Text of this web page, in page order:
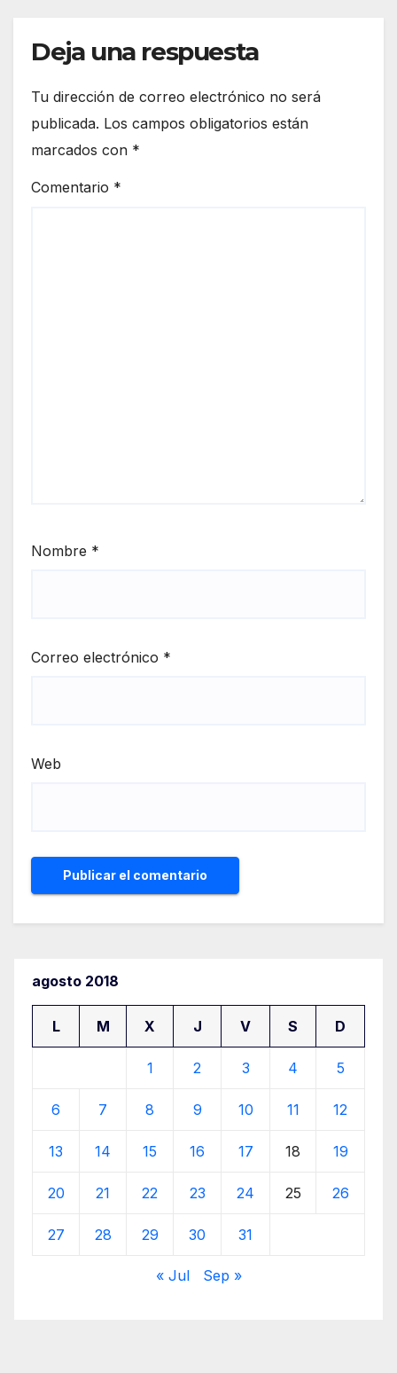
Deja una respuesta
Tu dirección de correo electrónico no será
publicada. Los campos obligatorios están
marcados con *
Comentario *
Nombre *
Correo electrónico *
Web
agosto 2018
L M X J V S D
1 2 3 4 5
6 7 8 9 10 11 12
13 14 15 16 17 18 19
20 21 22 23 24 25 26
27 28 29 30 31
« Jul Sep »